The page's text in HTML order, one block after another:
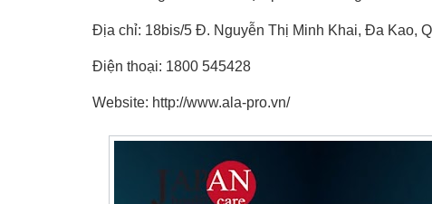
Địa chỉ: 18bis/5 Đ. Nguyễn Thị Minh Khai, Đa Kao,
Điện thoại: 1800 545428
Website: http://www.ala-pro.vn/